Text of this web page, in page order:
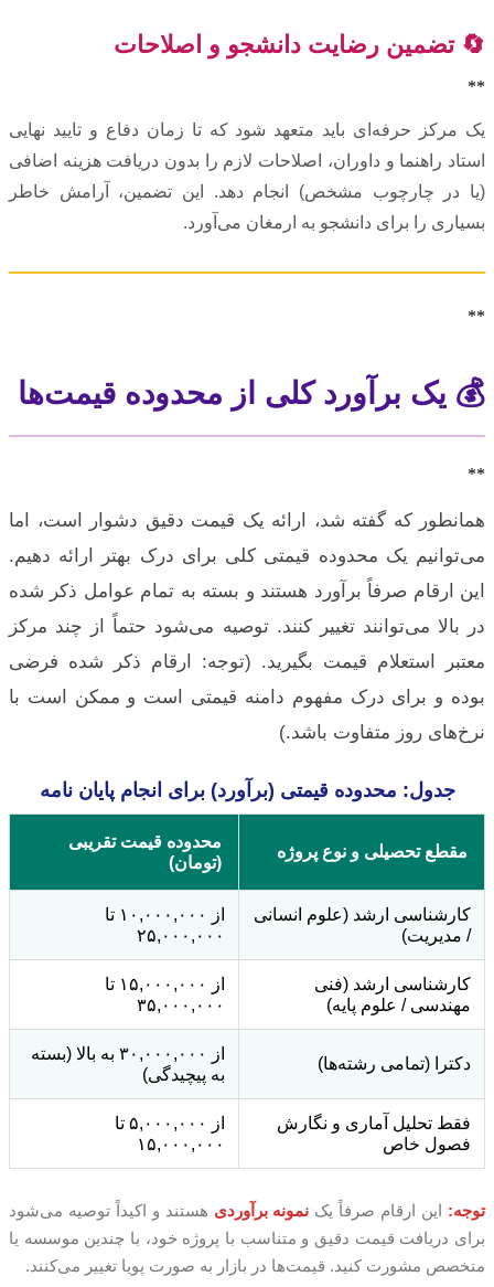
🔄 تضمین رضایت دانشجو و اصلاحات
**
یک مرکز حرفه‌ای باید متعهد شود که تا زمان دفاع و تایید نهایی
استاد راهنما و داوران، اصلاحات لازم را بدون دریافت هزینه اضافی
(یا در چارچوب مشخص) انجام دهد. این تضمین، آرامش خاطر
بسیاری را برای دانشجو به ارمغان می‌آورد.
**
💰 یک برآورد کلی از محدوده قیمت‌ها
**
همانطور که گفته شد، ارائه یک قیمت دقیق دشوار است، اما
می‌توانیم یک محدوده قیمتی کلی برای درک بهتر ارائه دهیم.
این ارقام صرفاً برآورد هستند و بسته به تمام عوامل ذکر شده
در بالا می‌توانند تغییر کنند. توصیه می‌شود حتماً از چند مرکز
معتبر استعلام قیمت بگیرید. (توجه: ارقام ذکر شده فرضی
بوده و برای درک مفهوم دامنه قیمتی است و ممکن است با
نرخ‌های روز متفاوت باشد.)
جدول: محدوده قیمتی (برآورد) برای انجام پایان نامه
مقطع تحصیلی و نوع پروژه
محدوده قیمت تقریبی
(تومان)
کارشناسی ارشد (علوم انسانی
/ مدیریت)
از ۱۰,۰۰۰,۰۰۰ تا
۲۵,۰۰۰,۰۰۰
کارشناسی ارشد (فنی
مهندسی / علوم پایه)
از ۱۵,۰۰۰,۰۰۰ تا
۳۵,۰۰۰,۰۰۰
دکترا (تمامی رشته‌ها)
از ۳۰,۰۰۰,۰۰۰ به بالا (بسته
به پیچیدگی)
فقط تحلیل آماری و نگارش
فصول خاص
از ۵,۰۰۰,۰۰۰ تا
۱۵,۰۰۰,۰۰۰
توجه: این ارقام صرفاً یک نمونه برآوردی هستند و اکیداً توصیه می‌شود
برای دریافت قیمت دقیق و متناسب با پروژه خود، با چندین موسسه یا
متخصص مشورت کنید. قیمت‌ها در بازار به صورت پویا تغییر می‌کنند.